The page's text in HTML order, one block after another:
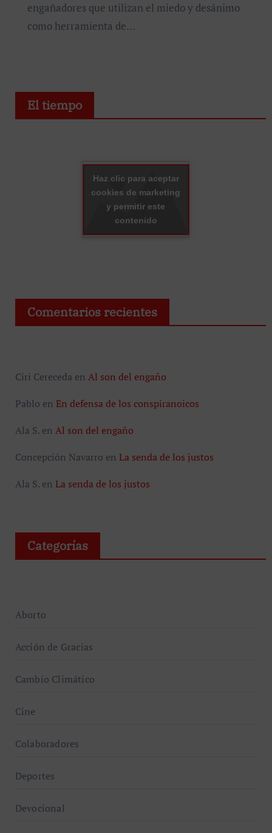
engañadores que utilizan el miedo y desánimo
como herramienta de…
El tiempo
Haz clic para aceptar
cookies de marketing
y permitir este
contenido
Comentarios recientes
Ciri Cereceda en Al son del engaño
Pablo en En defensa de los conspiranoicos
Ala S.en Al son del engaño
Concepción Navarro en La senda de los justos
Ala S.en La senda de los justos
Categorías
Aborto
Acción de Gracias
Cambio Climático
Cine
Colaboradores
Deportes
Devocional